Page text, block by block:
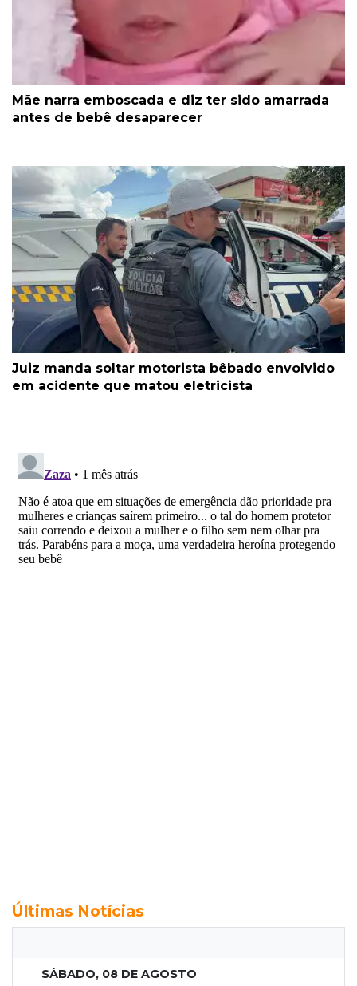
Mãe narra emboscada e diz ter sido amarrada
antes de bebê desaparecer
Juiz manda soltar motorista bêbado envolvido
em acidente que matou eletricista
Últimas Notícias
SÁBADO, 08 DE AGOSTO